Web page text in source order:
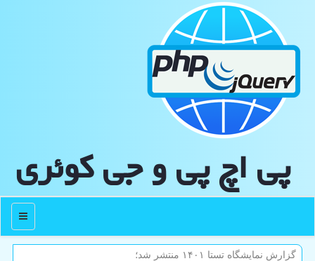
پی اچ پی و جی كوئری
منو
گزارش نمایشگاه تستا ۱۴۰۱ منتشر شد؛